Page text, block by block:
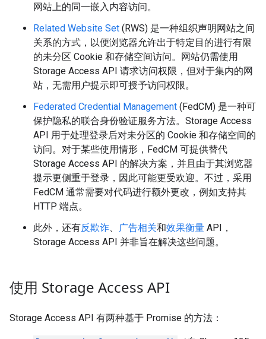
网站上的同一嵌入内容访问。
Related Website Set (RWS) 是一种组织声明网站之间
关系的方式，以便浏览器允许出于特定目的进行有限
的未分区 Cookie 和存储空间访问。网站仍需使用
Storage Access API 请求访问权限，但对于集内的网
站，无需用户提示即可授予访问权限。
Federated Credential Management (FedCM) 是一种可
保护隐私的联合身份验证服务方法。Storage Access
API 用于处理登录后对未分区的 Cookie 和存储空间的
访问。对于某些使用情形，FedCM 可提供替代
Storage Access API 的解决方案，并且由于其浏览器
提示更侧重于登录，因此可能更受欢迎。不过，采用
FedCM 通常需要对代码进行额外更改，例如支持其
HTTP 端点。
此外，还有反欺诈、 广告相关和效果衡量 API，
Storage Access API 并非旨在解决这些问题。
使用 Storage Access API
Storage Access API 有两种基于 Promise 的方法：